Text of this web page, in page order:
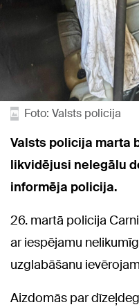
Foto: Valsts policija
Valsts policija marta
likvidējusi nelegālu
informēja policija.
26. martā policija
ar iespējamu
uzglabāšanu
Aizdomās par